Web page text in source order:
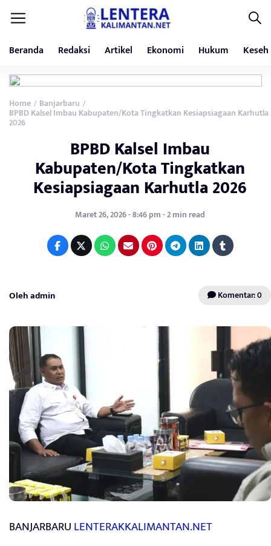
Beranda Redaksi Artikel Ekonomi Hukum
Home / Banjarbaru /
BPBD Kalsel Imbau Kabupaten/Kota Tingkatkan Kesiapsiagaan Karhutla
2026
BPBD Kalsel Imbau
Kabupaten/Kota Tingkatkan
Kesiapsiagaan Karhutla 2026
Maret 26, 2026 - 8:46 pm - 2 min read
Oleh admin Komentar: 0
BANJARBARULENTERAKKALIMANTAN.NET